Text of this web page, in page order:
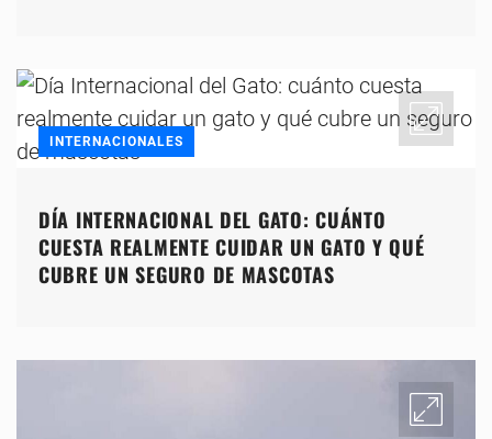
INTERNACIONALES
DÍA INTERNACIONAL DEL GATO: CUÁNTO
CUESTA REALMENTE CUIDAR UN GATO Y QUÉ
CUBRE UN SEGURO DE MASCOTAS